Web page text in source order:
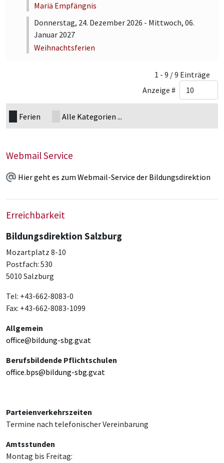
Mariä Empfängnis
Donnerstag, 24. Dezember 2026 - Mittwoch, 06.
Januar 2027
Weihnachtsferien
1 - 9 / 9 Einträge
Anzeige #
Ferien Alle Kategorien ...
Webmail Service
Hier geht es zum Webmail-Service der Bildungsdirektion
Erreichbarkeit
Bildungsdirektion Salzburg
Mozartplatz 8-10
Postfach: 530
5010 Salzburg
Tel: +43-662-8083-0
Fax: +43-662-8083-1099
Allgemein
office@bildung-sbg.gv.at
Berufsbildende Pflichtschulen
office.bps@bildung-sbg.gv.at
Parteienverkehrszeiten
Termine nach telefonischer Vereinbarung
Amtsstunden
Montag bis Freitag: